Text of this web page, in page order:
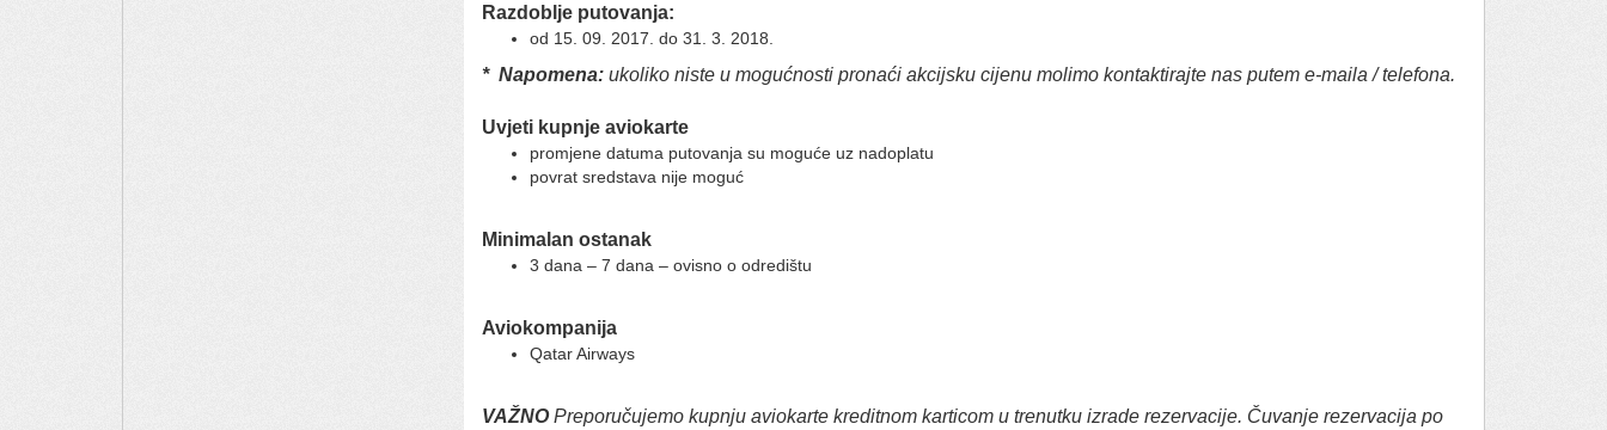
Razdoblje putovanja:
od 15. 09. 2017. do 31. 3. 2018.
* Napomena:ukoliko niste u mogućnosti pronaći akcijsku cijenu molimo kontaktirajte nas putem e-maila / telefona.
Uvjeti kupnje aviokarte
promjene datuma putovanja su moguće uz nadoplatu
povrat sredstava nije moguć
Minimalan ostanak
3 dana – 7 dana – ovisno o odredištu
Aviokompanija
Qatar Airways
VAŽNOPreporučujemo kupnju aviokarte kreditnom karticom u trenutku izrade rezervacije. Čuvanje rezervacija po